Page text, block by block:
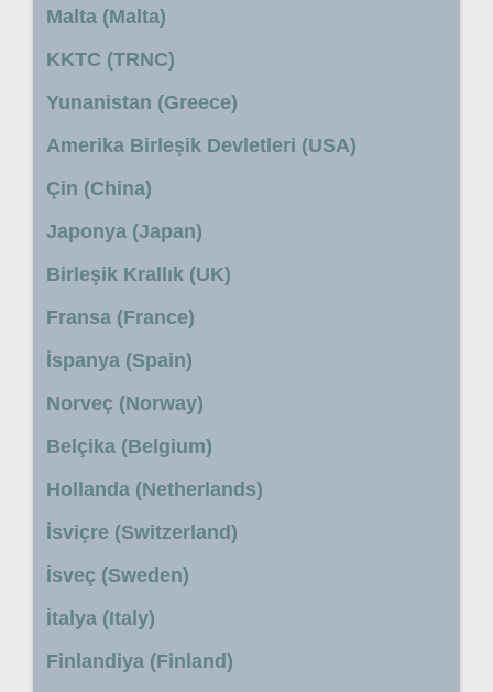
Malta (Malta)
KKTC (TRNC)
Yunanistan (Greece)
Amerika Birleşik Devletleri (USA)
Çin (China)
Japonya (Japan)
Birleşik Krallık (UK)
Fransa (France)
İspanya (Spain)
Norveç (Norway)
Belçika (Belgium)
Hollanda (Netherlands)
İsviçre (Switzerland)
İsveç (Sweden)
İtalya (Italy)
Finlandiya (Finland)